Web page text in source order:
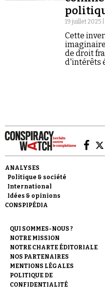
Revues
Faire
19 juillet 2025 |
Cette
de droit
d'intérêts
ANALYSES
Politique & société
International
Idées & opinions
CONSPIPÉDIA
QUI SOMMES-NOUS ?
NOTRE MISSION
NOTRE CHARTE ÉDITORIALE
NOS PARTENAIRES
MENTIONS LÉGALES
POLITIQUE DE
CONFIDENTIALITÉ